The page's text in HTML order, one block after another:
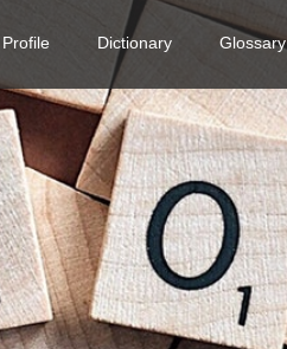
Profile Dictionary Glossary